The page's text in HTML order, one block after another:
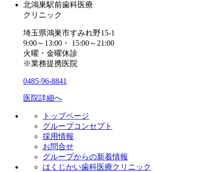
北鴻巣駅前歯科医療
クリニック
埼玉県鴻巣市すみれ野15-1
9:00～13:00・ 15:00～21:00
火曜・金曜休診
※業務提携医院
0485-96-8841
医院詳細へ
トップページ
グループコンセプト
採用情報
お問合せ
グループからの新着情報
はくじかい歯科医療クリニック